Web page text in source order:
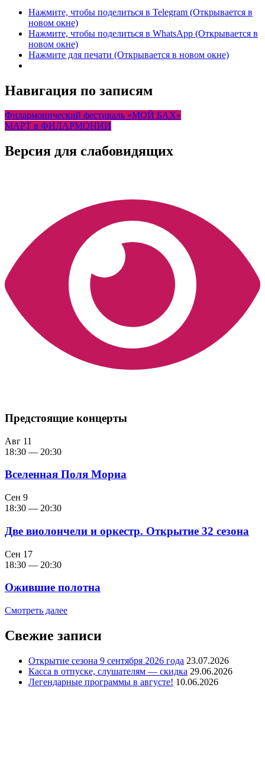
Нажмите, чтобы поделиться в Telegram (Открывается в
новом окне)
Нажмите, чтобы поделиться в WhatsApp (Открывается в
новом окне)
Нажмите для печати (Открывается в новом окне)
Навигация по записям
Филармонический фестиваль «МОЙ БАХ»
МАРТ в ФИЛАРМОНИИ
Версия для слабовидящих
Предстоящие концерты
Авг 11
18:30 — 20:30
Вселенная Поля Мориа
Сен 9
18:30 — 20:30
Две виолончели и оркестр. Открытие 32 сезона
Сен 17
18:30 — 20:30
Ожившие полотна
Смотреть далее
Свежие записи
Открытие сезона 9 сентября 2026 года 23.07.2026
Касса в отпуске, слушателям — скидка 29.06.2026
Легендарные программы в августе! 10.06.2026